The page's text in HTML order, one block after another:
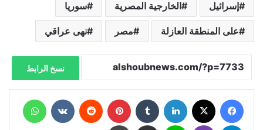
إسرائيل الخارجية المصرية سوريا
على المنطقة العازلة مصر نهى عراقي
نسخ الرابط